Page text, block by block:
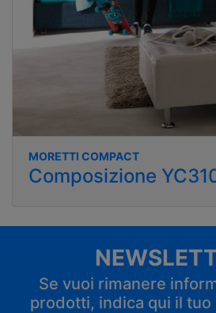
MORETTI COMPACT
Composizione
Se vuoi rimanere
prodotti, indica qui il